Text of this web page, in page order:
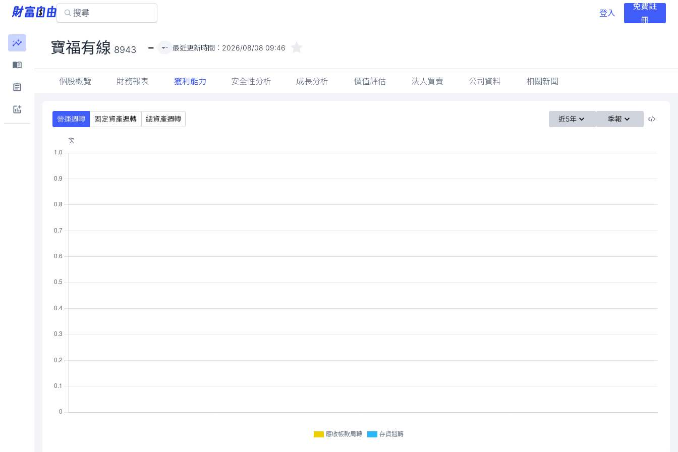
登入
免費註
冊
寶福有線 8943 - - 最近更新時間： 2026/08/08 09:46
個股概覽 財務報表 獲利能力 安全性分析 成長分析 價值評估 法人買賣 公司資料 相關新聞
營運週轉 固定資產週轉 總資產週轉 近5年 季報
應收帳款周轉 存貨週轉